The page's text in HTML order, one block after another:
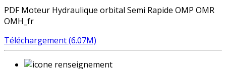
PDF Moteur Hydraulique orbital Semi Rapide OMP OMR
OMH_fr
Téléchargement (6.07M)